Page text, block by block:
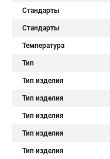
Стандарты
Стандарты
Температура
Тип
Тип изделия
Тип изделия
Тип изделия
Тип изделия
Тип изделия